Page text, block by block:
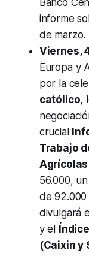
Banco
informe
de marzo.
Viernes,
Europa y
por la
católico,
crucial
Trabajo
56.000,
de
divulgará el
y el
(Caixin y